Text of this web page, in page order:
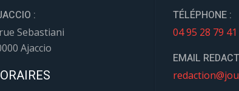
:
Sebastiani
Ajaccio
TÉLÉPHONE :
04 95 28 79 41
EMAIL